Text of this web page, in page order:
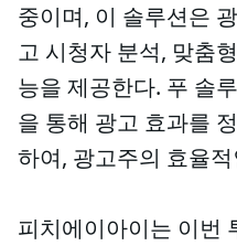
중이며, 이 솔루션은
고 시청자 분석, 맞춤
능을 제공한다. 푸 솔
을 통해 광고 효과를
하여, 광고주의 효율
피치에이아이는 이번